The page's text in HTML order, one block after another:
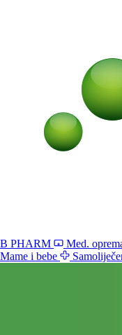
B PHARM Med.
Mame i bebe